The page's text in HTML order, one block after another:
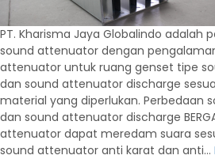
PT. Kharisma Jaya Globalindo adalah
sound attenuator dengan
attenuator untuk ruang genset tipe
dan sound attenuator discharge
material yang diperlukan. Perbedaan
dan sound attenuator discharge
attenuator dapat meredam suara
sound attenuator anti karat dan anti…